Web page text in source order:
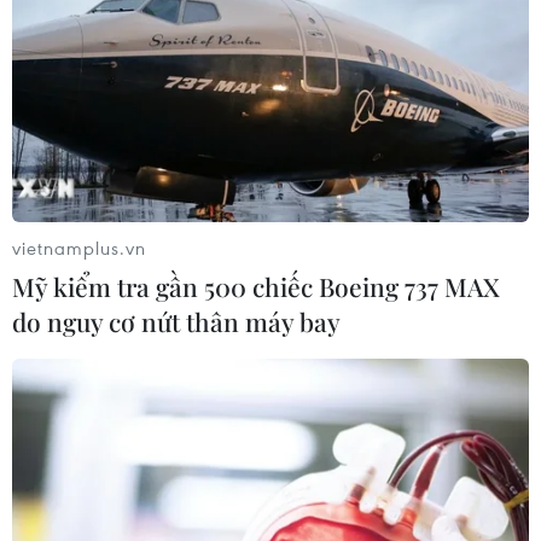
Robot hoạt động trên dây chuyền lắp ráp xe ôtô điện của Tập
đoàn Li Auto ở Thường Châu, tỉnh Giang Tô, Trung Quốc. (Ảnh:
Thật vậy, các cuộc cách mạng AI và công nghệ
xanh đã tạo ra sự gián đoạn kinh tế, có khả
năng định hình lại nền kinh tế toàn cầu, với
vietnamplus.vn
Mỹ kiểm tra gần 500 chiếc Boeing 737 MAX
do nguy cơ nứt thân máy bay